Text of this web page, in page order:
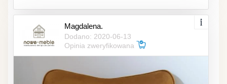
Magdalena.
Dodano: 2020-06-13
Opinia zweryfikowana